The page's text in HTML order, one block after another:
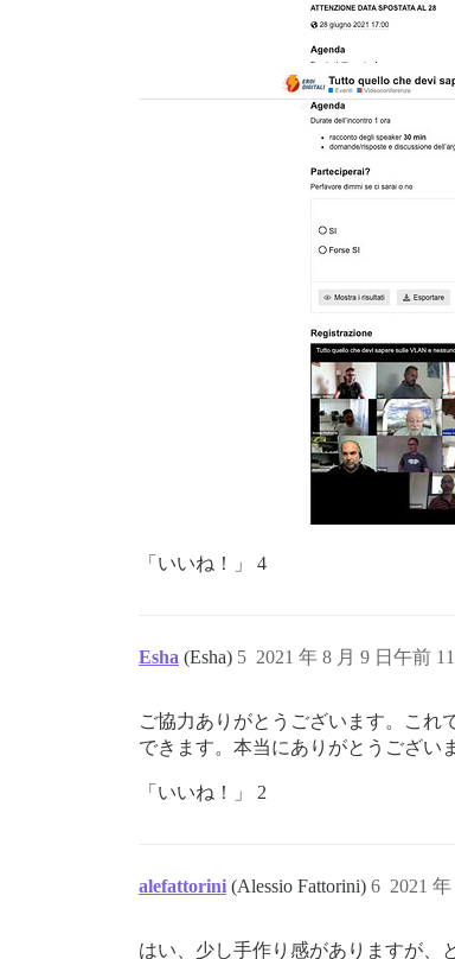
「いいね！」 4
Esha (Esha) 2021 年 8 月 9 日午前
5
ご協力ありがとうございます。これ
できます。本当にありがとうござい
「いいね！」 2
alefattorini (Alessio Fattorini) 2021
6
はい、少し手作り感がありますが、